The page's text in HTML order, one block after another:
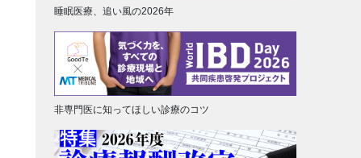
睡眠医療、追い風の2026年
非専門医に知ってほしい診療のコツ